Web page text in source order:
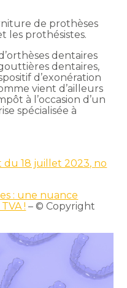
de prothèses
les prothésistes.
dentaires
dentaires,
d’exonération
vient d’ailleurs
à l’occasion d’un
spécialisée à
du 18 juillet 2023, no
: une nuance
! – © Copyright